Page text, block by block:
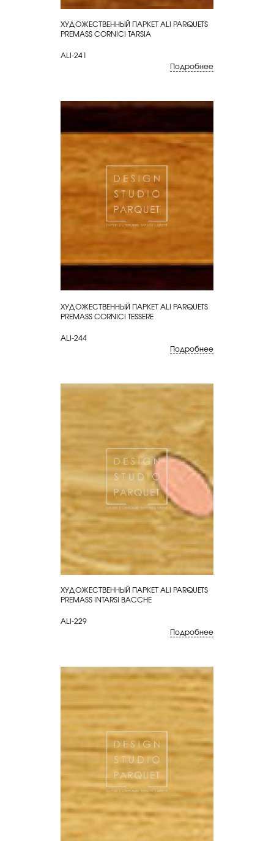
КУПИТЬ
ХУДОЖЕСТВЕННЫЙ ПАРКЕТ ALI PARQUETS
PREMASS CORNICI TARSIA
ALI-241
Подробнее
КУПИТЬ
ХУДОЖЕСТВЕННЫЙ ПАРКЕТ ALI PARQUETS
PREMASS CORNICI TESSERE
ALI-244
Подробнее
КУПИТЬ
ХУДОЖЕСТВЕННЫЙ ПАРКЕТ ALI PARQUETS
PREMASS INTARSI BACCHE
ALI-229
Подробнее